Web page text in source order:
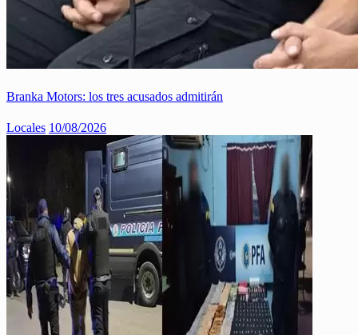
Branka Motors: los tres acusados admitirán
Locales 10/08/2026